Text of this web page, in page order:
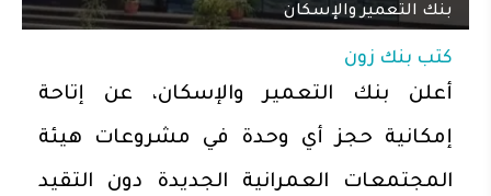
بنك التعمير والإسكان
كتب بنك زون
أعلن بنك التعمير والإسكان، عن إتاحة
إمكانية حجز أي وحدة في مشروعات هيئة
المجتمعات العمرانية الجديدة دون التقيد